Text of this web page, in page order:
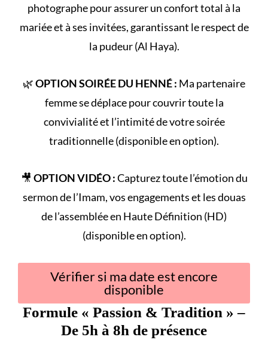
photographe pour assurer un confort total à la
mariée et à ses invitées, garantissant le respect de
la pudeur (Al Haya).
🌿OPTION SOIRÉE DU HENNÉ : Ma partenaire
femme se déplace pour couvrir toute la
convivialité et l’intimité de votresoirée
traditionnelle(disponible en option).
🎥 OPTION VIDÉO :Capturez toute l’émotion du
sermon de l’Imam, vos engagements et les douas
de l’assemblée en Haute Définition (HD)
(disponible en option).
Vérifier si ma date est encore
disponible
Formule « Passion & Tradition » –
De 5h à 8h de présence